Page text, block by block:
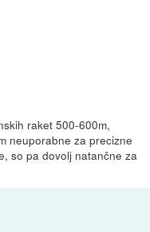
raket 500-600m,
neuporabne za precizne
so pa dovolj natančne za